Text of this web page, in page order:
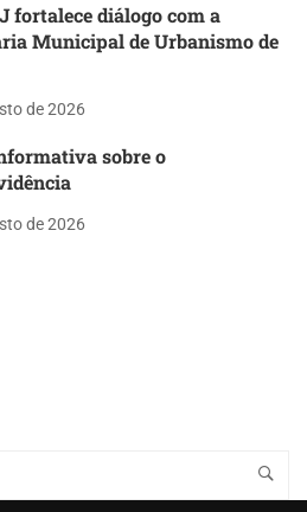
fortalece diálogo com a
Municipal de Urbanismo de
de 2026
sobre o
de 2026